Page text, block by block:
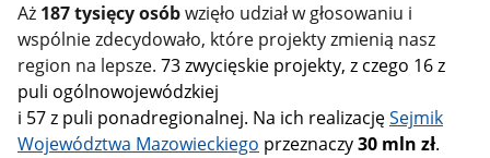
Aż 187 tysięcyosóbwzięło udział w głosowaniu i
wspólnie zdecydowało, które projekty zmienią nasz
region na lepsze. 73 zwycięskie projekty, z czego 16 z
puli ogólnowojewódzkiej
i 57 z puli ponadregionalnej. Na ich realizacjęSejmik
Województwa Mazowieckiego przeznaczy30 mln zł.